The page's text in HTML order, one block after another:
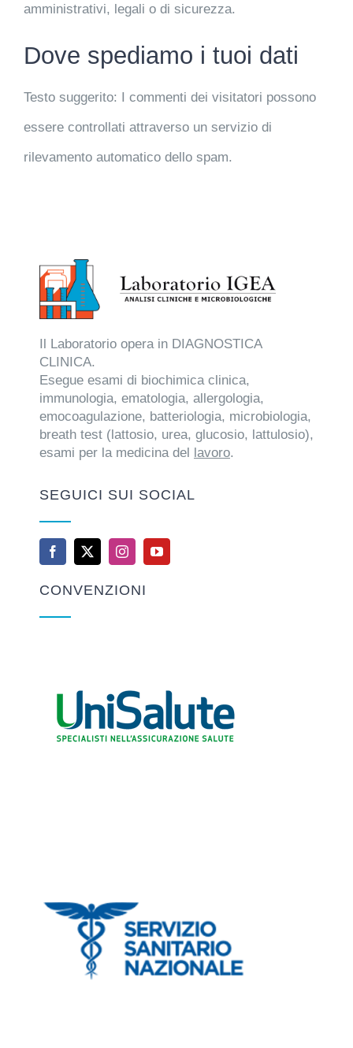
amministrativi, legali o di sicurezza.
Dove spediamo i tuoi dati
Testo suggerito:
I commenti dei visitatori possono
essere controllati attraverso un servizio di
rilevamento automatico dello spam.
Il Laboratorio opera in DIAGNOSTICA
CLINICA.
Esegue esami di biochimica clinica,
immunologia, ematologia, allergologia,
emocoagulazione, batteriologia, microbiologia,
breath test (lattosio, urea, glucosio, lattulosio),
esami per la medicina del
lavoro.
SEGUICI SUI SOCIAL
CONVENZIONI